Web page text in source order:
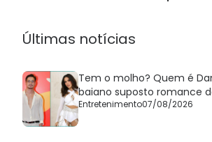
Últimas notícias
Tem o molho? Quem é
baiano suposto romance
Entretenimento07/08/2026